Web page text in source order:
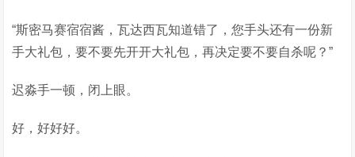
“斯密马赛宿宿酱，瓦达西瓦知道错了，您手头还有一份新
手大礼包，要不要先开开大礼包，再决定要不要自杀呢？”
迟淼手一顿，闭上眼。
好，好好好。